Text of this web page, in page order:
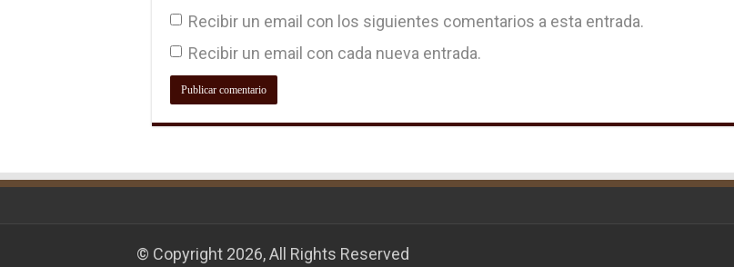
Recibir un email con los siguientes comentarios a esta entrada.
Recibir un email con cada nueva entrada.
© Copyright 2026, All Rights Reserved